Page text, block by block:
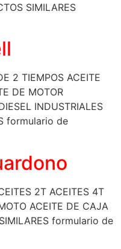
SIMILARES
2 TIEMPOS ACEITE
DE MOTOR
INDUSTRIALES
formulario de
2T ACEITES 4T
ACEITE DE CAJA
formulario de